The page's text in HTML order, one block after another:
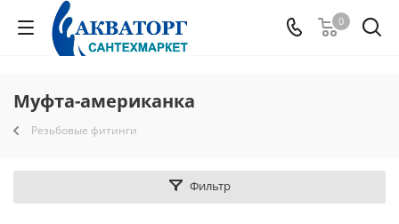
0
Муфта-американка
Резьбовые фитинги
Фильтр